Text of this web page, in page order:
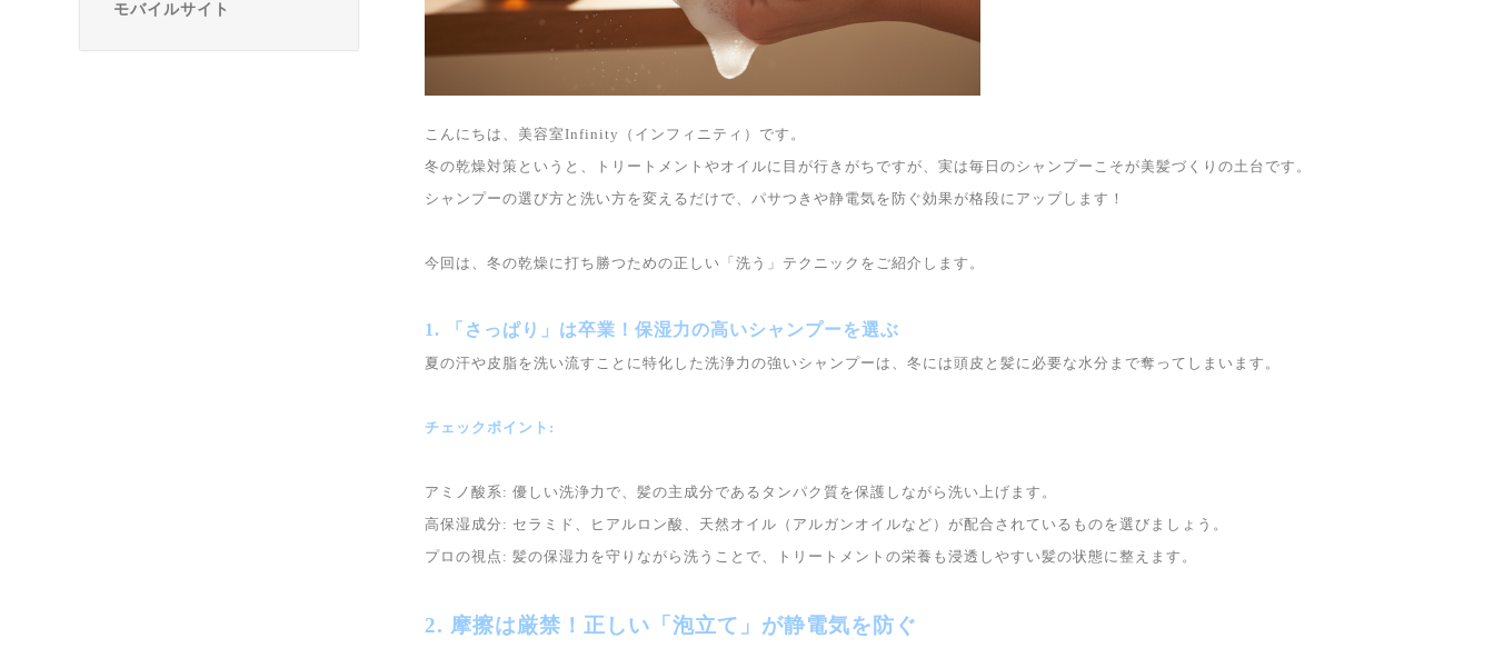
モバイルサイト
こんにちは、美容室Infinity（インフィニティ）です。
冬の乾燥対策というと、トリートメントやオイルに目が行きがちですが、実は毎日のシャンプーこそが美髪づくりの土台です。
シャンプーの選び方と洗い方を変えるだけで、パサつきや静電気を防ぐ効果が格段にアップします！
今回は、冬の乾燥に打ち勝つための正しい「洗う」テクニックをご紹介します。
1. 「さっぱり」は卒業！保湿力の高いシャンプーを選ぶ
夏の汗や皮脂を洗い流すことに特化した洗浄力の強いシャンプーは、冬には頭皮と髪に必要な水分まで奪ってしまいます。
チェックポイント:
アミノ酸系: 優しい洗浄力で、髪の主成分であるタンパク質を保護しながら洗い上げます。
高保湿成分: セラミド、ヒアルロン酸、天然オイル（アルガンオイルなど）が配合されているものを選びましょう。
プロの視点: 髪の保湿力を守りながら洗うことで、トリートメントの栄養も浸透しやすい髪の状態に整えます。
2. 摩擦は厳禁！正しい「泡立て」が静電気を防ぐ